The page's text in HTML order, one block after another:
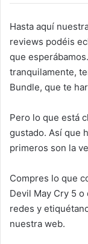
Hasta aquí
reviews podéis
que
tranquilamente,
Bundle, que te
Pero lo que está
gustado. Así que
primeros son la
Compres lo que
Devil May Cry 5
redes y
nuestra web.